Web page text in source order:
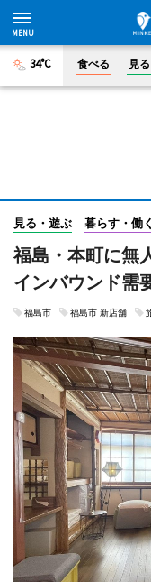
34°C 食べる 見
見る・遊ぶ 暮らす・働く
福島・本町に無
インバウンド需
福島市 福島市 新店舗